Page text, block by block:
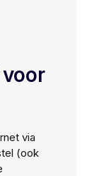
via
(ook